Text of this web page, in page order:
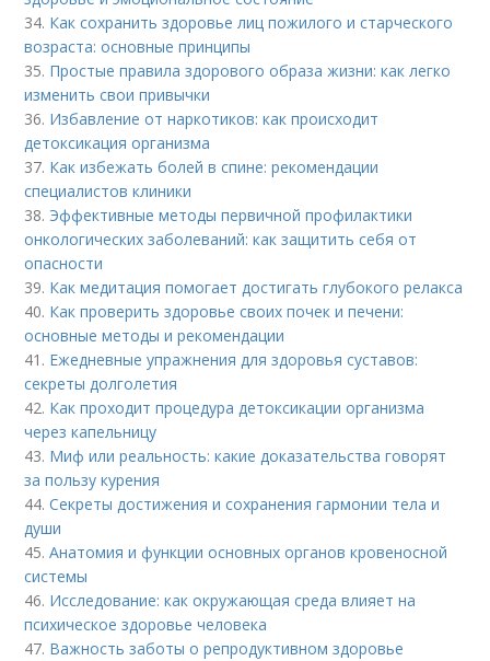
34. Как сохранить здоровье лиц пожилого и старческого
возраста: основные принципы
35. Простые правила здорового образа жизни: как легко
изменить свои привычки
36. Избавление от наркотиков: как происходит
детоксикация организма
37. Как избежать болей в спине: рекомендации
специалистов клиники
38. Эффективные методы первичной профилактики
онкологических заболеваний: как защитить себя от
опасности
39. Как медитация помогает достигать глубокого релакса
40. Как проверить здоровье своих почек и печени:
основные методы и рекомендации
41. Ежедневные упражнения для здоровья суставов:
секреты долголетия
42. Как проходит процедура детоксикации организма
через капельницу
43. Миф или реальность: какие доказательства говорят
за пользу курения
44.Секреты достижения и сохранения гармонии тела и
души
45.Анатомия и функции основных органов кровеносной
системы
46. Исследование: как окружающая среда влияет на
психическое здоровье человека
47. Важность заботы о репродуктивном здоровье